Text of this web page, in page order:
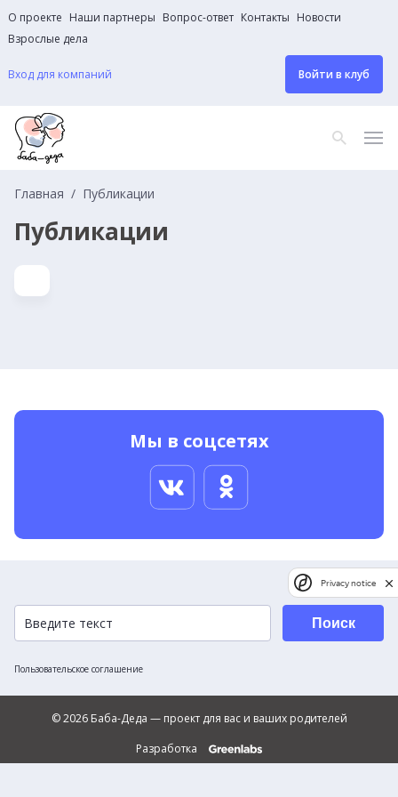
О проекте Наши партнеры Вопрос-ответ Контакты Новости
Взрослые дела
Вход для компаний Войти в клуб
Главная Публикации
Публикации
Мы в соцсетях
Пользовательское соглашение
Поиск
© 2026 Баба-Деда — проект для вас и ваших родителей
Разработка
Privacy notice